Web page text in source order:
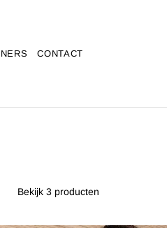
CONTACT
Bekijk 3 producten